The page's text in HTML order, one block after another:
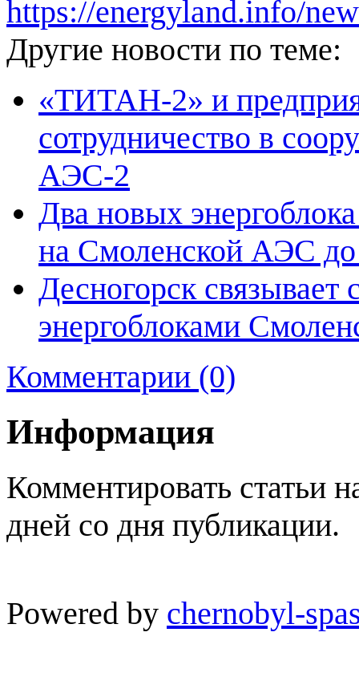
https://energyland.info/
Другие новости по теме:
«ТИТАН-2» и
сотрудничество в
АЭС-2
Два новых
на Смоленской АЭС до
Десногорск
энергоблоками
Комментарии (0)
Информация
Комментировать статьи
дней со дня публикации.
Powered by chernobyl-